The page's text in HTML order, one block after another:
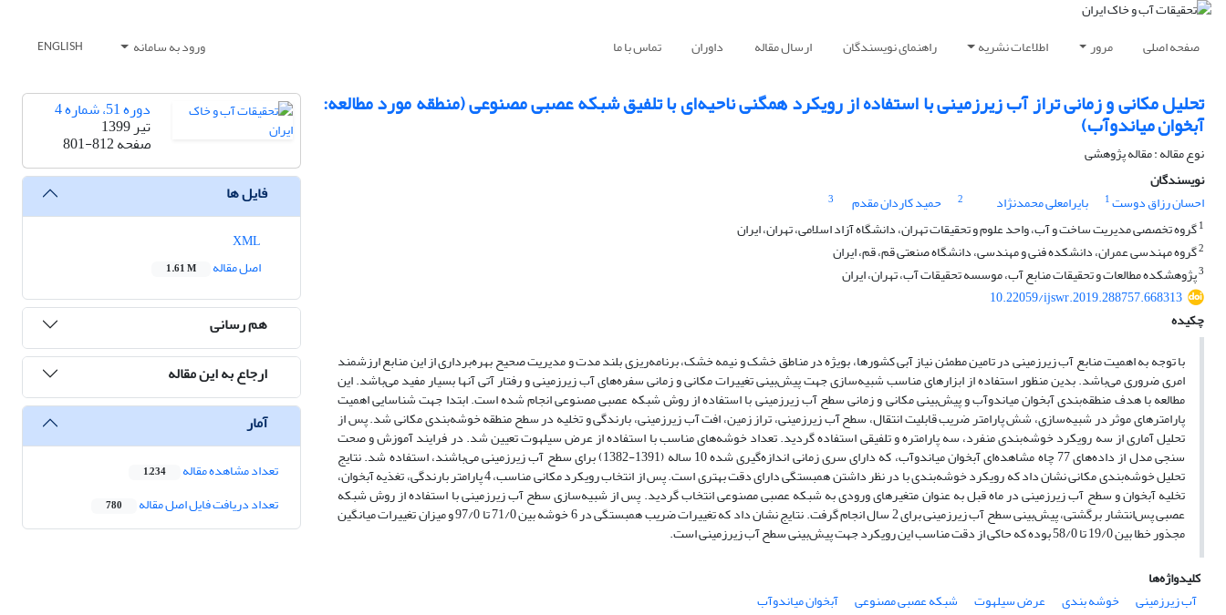
صفحه اصلی مرور اطلاعات نشریه راهنمای نویسندگان ارسال مقاله داوران تماس با ما ورود به سامانه ENGLISH
تحلیل مکانی و زمانی تراز آب زیرزمینی با استفاده از رویکرد همگنی ناحیه‌ای با تلفیق شبکه عصبی مصنوعی (منطقه مورد مطالعه:
آبخوان میاندوآب)
نوع مقاله : مقاله پژوهشی
نویسندگان
احسان رزاق دوست1 بایرامعلی محمدنژاد 2 حمید کاردان مقدم
3
1گروه تخصصی مدیریت ساخت و آب، واحد علوم و تحقیقات تهران، دانشگاه آزاد اسلامی، تهران، ایران
2گروه مهندسی عمران، دانشکده فنی و مهندسی، دانشگاه صنعتی قم، قم، ایران
3پژوهشکده مطالعات و تحقیقات منابع آب، موسسه تحقیقات آب، تهران، ایران
10.22059/ijswr.2019.288757.668313
چکیده
با توجه به اهمیت منابع آب زیرزمینی در تامین مطمئن نیاز آبی کشورها، بویژه در مناطق خشک و نیمه خشک، برنامه‌ریزی بلند مدت و مدیریت صحیح بهره‌برداری از این منابع ارزشمند
امری ضروری می‌باشد. بدین منظور استفاده از ابزارهای مناسب شبیه‌سازی جهت پیش‌بینی تغییرات مکانی و زمانی سفره‌های آب زیرزمینی و رفتار آتی آنها بسیار مفید می‌باشد. این
مطالعه با هدف منطقه‌بندی آبخوان میاندوآب و پیش‌بینی مکانی و زمانی سطح آب زیرزمینی با استفاده از روش شبکه عصبی مصنوعی انجام شده است. ابتدا جهت شناسایی اهمیت
پارامترهای موثر در شبیه‌سازی، شش پارامتر ضریب قابلیت انتقال، سطح آب زیرزمینی، تراز زمین، افت آب زیرزمینی، بارندگی و تخلیه در سطح منطقه خوشه‌بندی مکانی شد. پس از
تحلیل آماری از سه رویکرد خوشه‌بندی منفرد، سه پارامتره و تلفیقی استفاده گردید. تعداد خوشه‌های مناسب با استفاده از عرض سیلهوت تعیین شد. در فرایند آموزش و صحت
سنجی مدل از داده‌های 77 چاه مشاهده‌ای آبخوان میاندوآب، که دارای سری زمانی اندازه‌گیری شده 10 ساله (1391-1382) برای سطح آب زیرزمینی می‌باشند، استفاده شد. نتایج
تحلیل خوشه‌بندی مکانی نشان داد که رویکرد خوشه‌بندی با در نظر داشتن همبستگی دارای دقت بهتری است. پس از انتخاب رویکرد مکانی مناسب، 4 پارامتر بارندگی، تغذیه آبخوان،
تخلیه آبخوان و سطح آب زیرزمینی در ماه قبل به عنوان متغیرهای ورودی به شبکه عصبی مصنوعی انتخاب گردید. پس از شبیه‌سازی سطح آب زیرزمینی با استفاده از روش شبکه
عصبی پس‌انتشار برگشتی، پیش‌بینی سطح آب زیرزمینی برای 2 سال انجام گرفت. نتایج نشان داد که تغییرات ضریب همبستگی در 6 خوشه بین 71/0 تا 97/0 و میزان تغییرات میانگین
مجذور خطا بین 19/0 تا 58/0 بوده که حاکی از دقت مناسب این رویکرد جهت پیش‌بینی سطح آب زیرزمینی است.
کلیدواژه‌ها
آب زیرزمینی
خوشه بندی عرض سیلهوت شبکه عصبی مصنوعی
آبخوان میاندوآب
دوره 51، شماره 4
تیر 1399
صفحه801-812
فایل ها
اصل مقاله
1.61 M
هم رسانی
ارجاع به این مقاله
آمار
تعداد مشاهده مقاله 1,234
تعداد دریافت فایل اصل مقاله 780